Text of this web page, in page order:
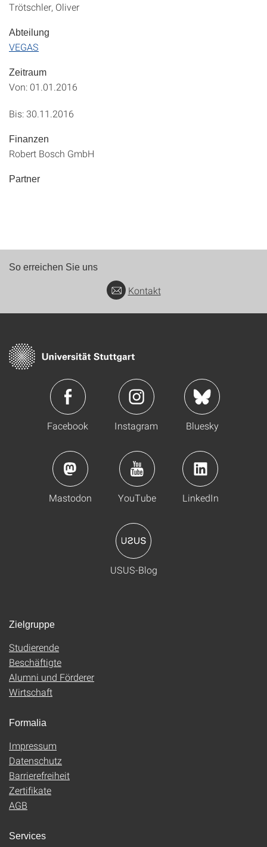
Trötschler, Oliver
Abteilung
VEGAS
Zeitraum
Von: 01.01.2016
Bis: 30.11.2016
Finanzen
Robert Bosch GmbH
Partner
So erreichen Sie uns
Kontakt
Facebook Instagram Bluesky
Mastodon YouTube LinkedIn
USUS-Blog
Zielgruppe
Studierende
Beschäftigte
Alumni und Förderer
Wirtschaft
Formalia
Impressum
Datenschutz
Barrierefreiheit
Zertifikate
AGB
Services